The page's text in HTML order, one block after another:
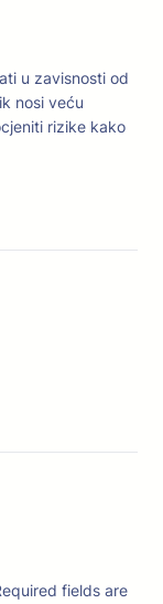
u zavisnosti od
nosi veću
rizike kako
fields are